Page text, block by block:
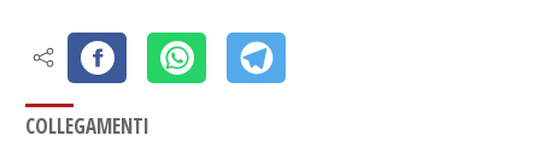
COLLEGAMENTI